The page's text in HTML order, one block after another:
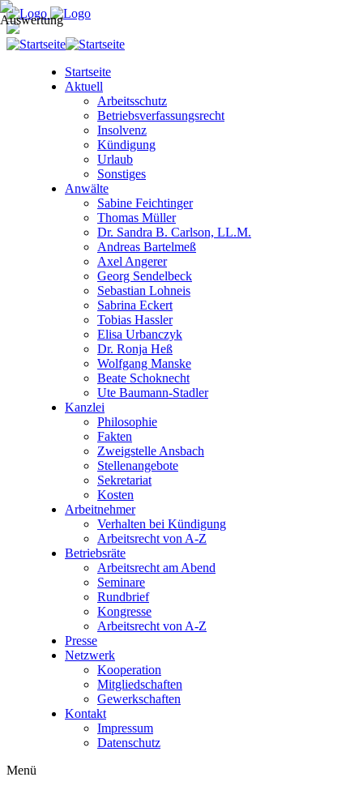
Startseite
Aktuell
Arbeitsschutz
Betriebsverfassungsrecht
Insolvenz
Kündigung
Urlaub
Sonstiges
Anwälte
Sabine Feichtinger
Thomas Müller
Dr. Sandra B. Carlson, LL.M.
Andreas Bartelmeß
Axel Angerer
Georg Sendelbeck
Sebastian Lohneis
Sabrina Eckert
Tobias Hassler
Elisa Urbanczyk
Dr. Ronja Heß
Wolfgang Manske
Beate Schoknecht
Ute Baumann-Stadler
Kanzlei
Philosophie
Fakten
Zweigstelle Ansbach
Stellenangebote
Sekretariat
Kosten
Arbeitnehmer
Verhalten bei Kündigung
Arbeitsrecht von A-Z
Betriebsräte
Arbeitsrecht am Abend
Seminare
Rundbrief
Kongresse
Arbeitsrecht von A-Z
Presse
Netzwerk
Kooperation
Mitgliedschaften
Gewerkschaften
Kontakt
Impressum
Datenschutz
Menü